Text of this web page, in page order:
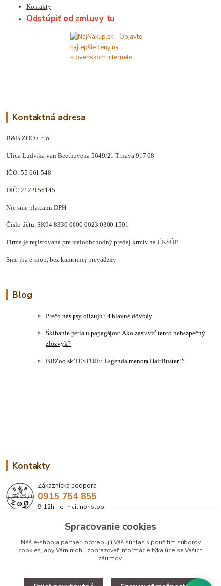
Kontakty
Odstúpiť od zmluvy tu
Kontaktná adresa
B&B ZOO s. r. o.
Ulica Ludvika van Beethovena 5649/21 Trnava 917 08
IČO: 55 661 548
DIČ: 2122056145
Nie sme platcami DPH
Číslo účtu: SK94 8330 0000 0023 0300 1501
Firma je registovaná pre maloobchodný predaj krmív na ÚKSÚP.
Sme iba e-shop, bez kamennej prevádzky
Blog
Prečo nás psy olizujú? 4 hlavné dôvody
Šklbanie peria u papagájov: Ako zastaviť tento nebezpečný
zlozvyk?
BBZoo.sk TESTUJE: Legenda menom HairBuster™.
Kontakty
Zákaznícka podpora
0915 754 855
9-12h - e-mail nonstop
eshop@bbzoo.skSpracovanie cookies
Náš e-shop a partneri potrebujú Váš súhlas s použitím súborov
cookies, aby Vám mohli zobrazovať informácie týkajúce sa Vašich
záujmov.